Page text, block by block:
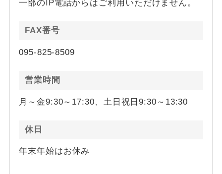
一部のIP電話からはご利用いただけません。
FAX番号
095-825-8509
営業時間
月～金9:30～17:30、土日祝日9:30～13:30
休日
年末年始はお休み